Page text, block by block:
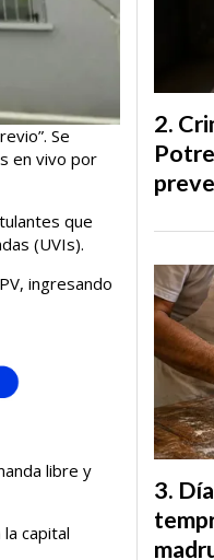
Se
en vivo por
que
(UVIs).
ingresando
libre y
capital